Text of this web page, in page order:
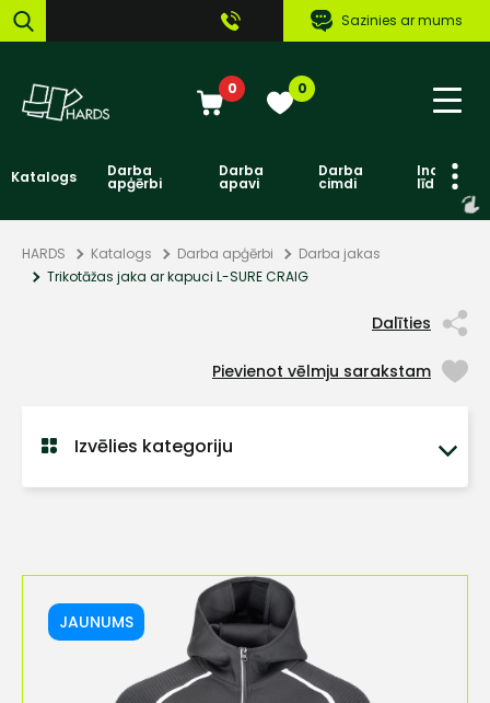
Sazinies ar mums
0 0
Katalogs Darba
apģērbi
Darba
apavi
Darba
cimdi līdzekļi
HARDS Katalogs Darba apģērbi
Darba jakas
Trikotāžas jaka ar kapuci L-SURE CRAIG
Dalīties
Pievienot vēlmju sarakstam
Izvēlies kategoriju
JAUNUMS